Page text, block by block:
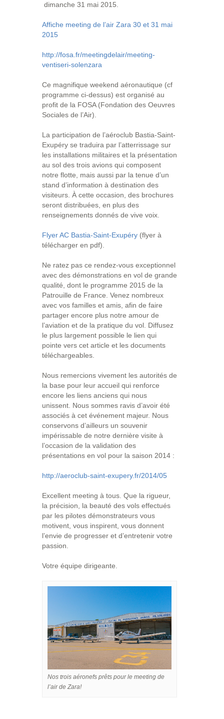
dimanche 31 mai 2015.
Affiche meeting de l’air Zara 30 et 31 mai
2015
http://fosa.fr/meetingdelair/meeting-
ventiseri-solenzara
Ce magnifique weekend aéronautique (cf
programme ci-dessus) est organisé au
profit de la FOSA (Fondation des Oeuvres
Sociales de l’Air).
La participation de l’aéroclub Bastia-Saint-
Exupéry se traduira par l’atterrissage sur
les installations militaires et la présentation
au sol des trois avions qui composent
notre flotte, mais aussi par la tenue d’un
stand d’information à destination des
visiteurs. À cette occasion, des brochures
seront distribuées, en plus des
renseignements donnés de vive voix.
Flyer AC Bastia-Saint-Exupéry (flyer à
télécharger en pdf).
Ne ratez pas ce rendez-vous exceptionnel
avec des démonstrations en vol de grande
qualité, dont le programme 2015 de la
Patrouille de France. Venez nombreux
avec vos familles et amis, afin de faire
partager encore plus notre amour de
l’aviation et de la pratique du vol. Diffusez
le plus largement possible le lien qui
pointe vers cet article et les documents
téléchargeables.
Nous remercions vivement les autorités de
la base pour leur accueil qui renforce
encore les liens anciens qui nous
unissent. Nous sommes ravis d’avoir été
associés à cet événement majeur. Nous
conservons d’ailleurs un souvenir
impérissable de notre dernière visite à
l’occasion de la validation des
présentations en vol pour la saison 2014 :
http://aeroclub-saint-exupery.fr/2014/05
Excellent meeting à tous. Que la rigueur,
la précision, la beauté des vols effectués
par les pilotes démonstrateurs vous
motivent, vous inspirent, vous donnent
l’envie de progresser et d’entretenir votre
passion.
Votre équipe dirigeante.
Nos trois aéronefs prêts pour le meeting de
l’air de Zara!